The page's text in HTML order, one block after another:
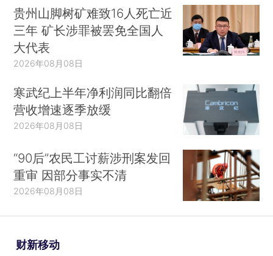
贵州山脚树矿难致16人死亡近
三年 矿长涉罪被罢免全国人
大代表
2026年08月08日
寒武纪上半年净利润同比翻倍
营收增速逐季放缓
2026年08月08日
“90后”农民工讨薪涉刑案发回
重审 因部分事实不清
2026年08月08日
财新移动